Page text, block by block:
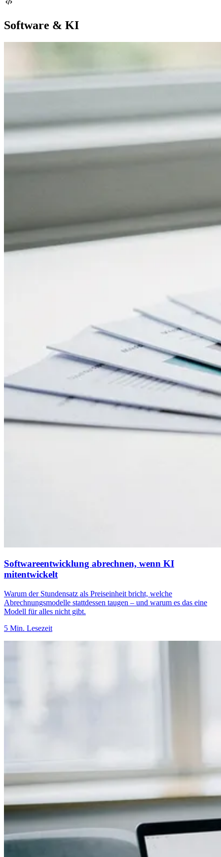
Software & KI
Softwareentwicklung abrechnen, wenn KI
mitentwickelt
Warum der Stundensatz als Preiseinheit bricht, welche
Abrechnungsmodelle stattdessen taugen – und warum es das eine
Modell für alles nicht gibt.
5 Min. Lesezeit